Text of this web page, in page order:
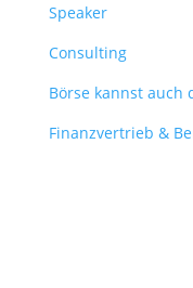
Speaker
Consulting
Börse kannst
Finanzvertrieb &